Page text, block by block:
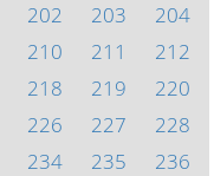
202 203
204
210 211
212
218 219
220
226 227
228
234 235
236